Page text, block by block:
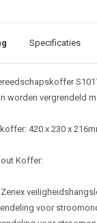
Specificaties
worden vergrendeld
420 x 230 x
Koffer:
voor